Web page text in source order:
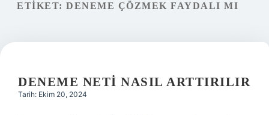
Yasal Uyarı
Hakkımızda
ETIKET: DENEME ÇÖZMEK FAYDALI MI
DENEME NETI NASIL ARTTIRILIR
Tarih: Ekim 20, 2024